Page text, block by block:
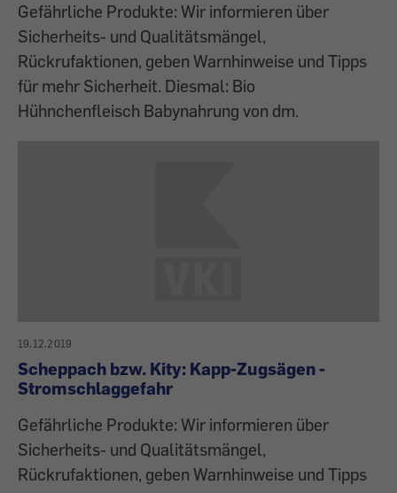
Gefährliche Produkte: Wir informieren über
Sicherheits- und Qualitätsmängel,
Rückrufaktionen, geben Warnhinweise und Tipps
für mehr Sicherheit. Diesmal: Bio
Hühnchenfleisch Babynahrung von dm.
19.12.2019
Scheppach bzw. Kity: Kapp-Zugsägen -
Stromschlaggefahr
Gefährliche Produkte: Wir informieren über
Sicherheits- und Qualitätsmängel,
Rückrufaktionen, geben Warnhinweise und Tipps